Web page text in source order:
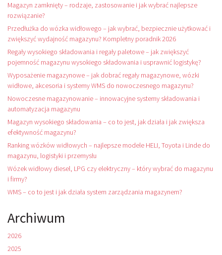
Magazyn zamknięty – rodzaje, zastosowanie i jak wybrać najlepsze
rozwiązanie?
Przedłużka do wózka widłowego – jak wybrać, bezpiecznie użytkować i
zwiększyć wydajność magazynu? Kompletny poradnik 2026
Regały wysokiego składowania i regały paletowe – jak zwiększyć
pojemność magazynu wysokiego składowania i usprawnić logistykę?
Wyposażenie magazynowe – jak dobrać regały magazynowe, wózki
widłowe, akcesoria i systemy WMS do nowoczesnego magazynu?
Nowoczesne magazynowanie – innowacyjne systemy składowania i
automatyzacja magazynu
Magazyn wysokiego składowania – co to jest, jak działa i jak zwiększa
efektywność magazynu?
Ranking wózków widłowych – najlepsze modele HELI, Toyota i Linde do
magazynu, logistyki i przemysłu
Wózek widłowy diesel, LPG czy elektryczny – który wybrać do magazynu
i firmy?
WMS – co to jest i jak działa system zarządzania magazynem?
Archiwum
2026
2025